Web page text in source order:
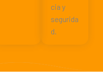
cia y
segurida
d.